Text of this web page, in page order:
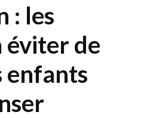
: les
éviter de
enfants